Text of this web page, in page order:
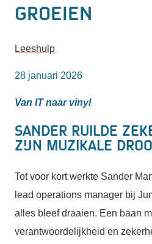
groeien
Leeshulp
28 januari 2026
Van IT naar vinyl
Sander ruilde
zijn muzikale
Tot voor kort werkte Sander
lead operations manager bij
alles bleef draaien. Een baan
verantwoordelijkheid en